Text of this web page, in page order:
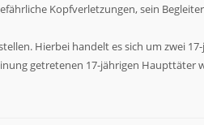
Kopfverletzungen, sein
Hierbei handelt es sich um zwei
getretenen 17-jährigen